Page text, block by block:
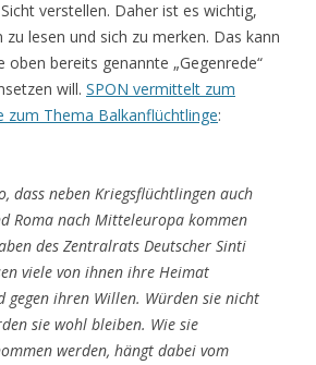
verstellen. Daher ist es wichtig,
lesen und sich zu merken. Das kann
oben bereits genannte „Gegenrede“
will. SPON vermittelt zum
zum Thema Balkanflüchtlinge:
dass neben Kriegsflüchtlingen auch
Roma nach Mitteleuropa kommen
des Zentralrats Deutscher Sinti
viele von ihnen ihre Heimat
gegen ihren Willen. Würden sie nicht
sie wohl bleiben. Wie sie
werden, hängt dabei vom